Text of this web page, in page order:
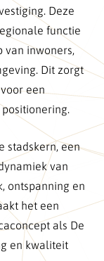
Deze
functie
van inwoners,
Dit zorgt
een
stadskern, een
van
ontspanning en
het een
als De
en kwaliteit